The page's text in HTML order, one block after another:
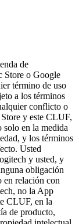
de
Store o Google
término de uso
a los términos
conflicto o
y este CLUF,
solo en la medida
y los términos
Usted
y usted, y
obligación
en relación con
no la App
CLUF, en la
de producto,